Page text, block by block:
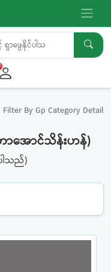
Filter By Gp Category Detail
တာအောင်သိန်းဟန်)
ါသည်)